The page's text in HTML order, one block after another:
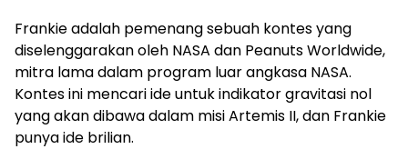
Frankie adalah pemenang sebuah kontes yang
diselenggarakan oleh NASA dan Peanuts Worldwide,
mitra lama dalam program luar angkasa NASA.
Kontes ini mencari ide untuk indikator gravitasi nol
yang akan dibawa dalam misi Artemis II, dan Frankie
punya ide brilian.